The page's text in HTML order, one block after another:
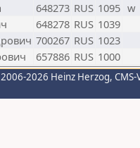
648273 RUS 1095 w
648278 RUS 1039
700267 RUS 1023
657886 RUS 1000
2026 Heinz Herzog,